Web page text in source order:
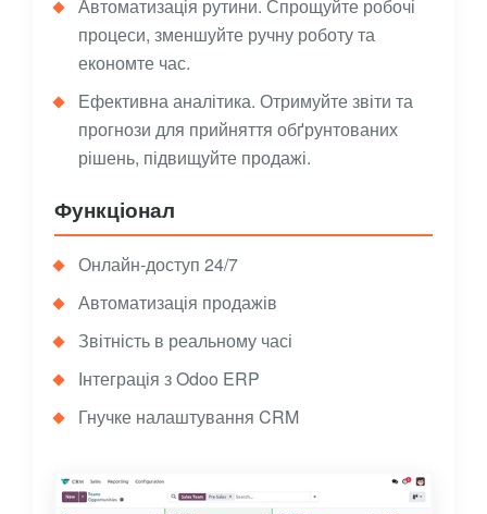
Автоматизація рутини. Спрощуйте робочі
процеси, зменшуйте ручну роботу та
економте час.
Ефективна аналітика. Отримуйте звіти та
прогнози для прийняття обґрунтованих
рішень, підвищуйте продажі.
Функціонал
Онлайн-доступ 24/7
Автоматизація продажів
Звітність в реальному часі
Інтеграція з Odoo ERP
Гнучке налаштування CRM